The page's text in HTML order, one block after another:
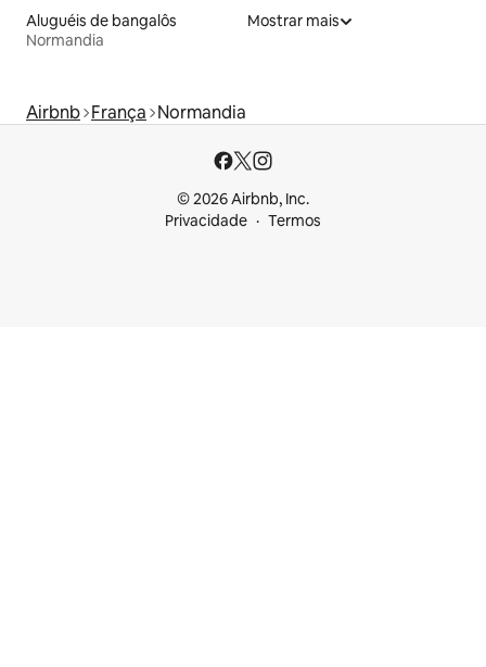
Aluguéis de bangalôs
Normandia
Mostrar mais
Airbnb França Normandia
© 2026 Airbnb, Inc.
Privacidade
Termos